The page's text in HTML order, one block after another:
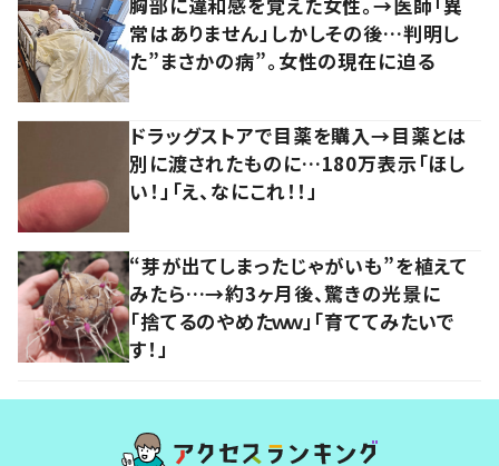
常はありません」しかしその後…判明し
た”まさかの病”。女性の現在に迫る
ドラッグストアで目薬を購入→目薬とは
別に渡されたものに…180万表示「ほし
い！」「え、なにこれ！！」
“芽が出てしまったじゃがいも”を植えて
みたら…→約3ヶ月後、驚きの光景に
「捨てるのやめたｗｗ」「育ててみたいで
す！」